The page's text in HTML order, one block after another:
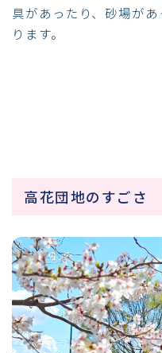
具があったり、砂場が
ります。
高花団地のすごさ